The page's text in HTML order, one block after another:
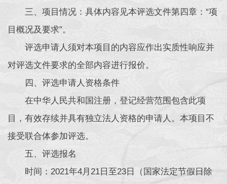
三、项目情况：具体内容见本评选文件第四章：“项
目概况及要求”。
评选申请人须对本项目的内容应作出实质性响应并
对评选文件要求的全部内容进行报价。
四、评选申请人资格条件
在中华人民共和国注册，登记经营范围包含此项
目，有效存续并具有独立法人资格的申请人。本项目不
接受联合体参加评选。
五、评选报名
时间：2021年4月21日至23日（国家法定节假日除